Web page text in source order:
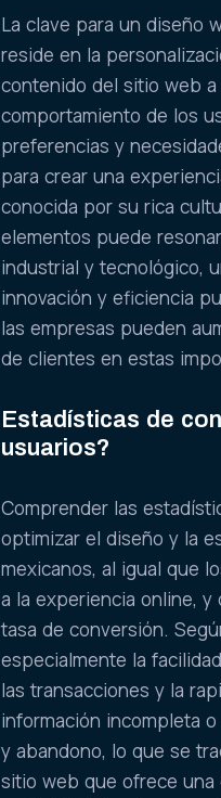
La clave para un diseño
reside en la
contenido del sitio web
comportamiento de los
preferencias y
para crear una
conocida por su rica
elementos puede
industrial y tecnológico,
innovación y eficiencia
las empresas pueden
de clientes en estas
Estadísticas de
usuarios?
Comprender las
optimizar el diseño y la
mexicanos, al igual que
a la experiencia online,
tasa de conversión.
especialmente la
las transacciones y la
información incompleta
y abandono, lo que se
sitio web que ofrece